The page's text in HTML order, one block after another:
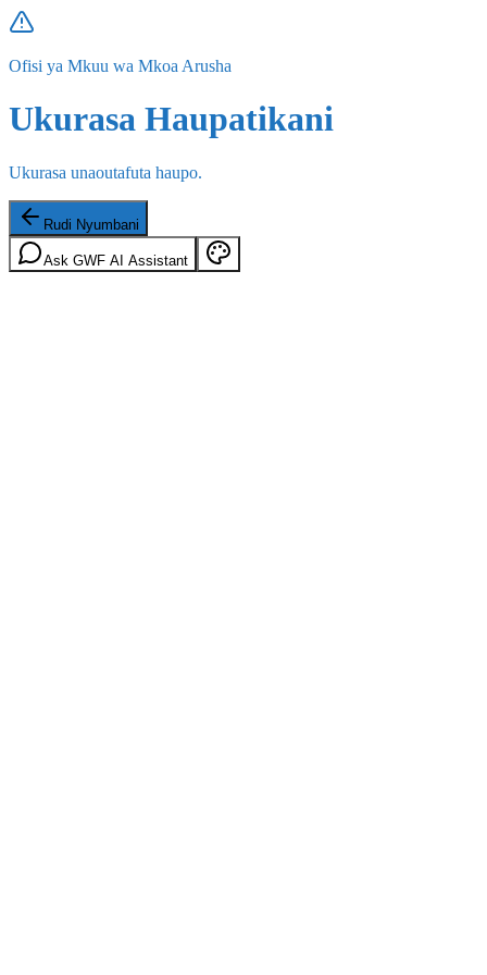
Ofisi ya Mkuu wa Mkoa Arusha
Ukurasa Haupatikani
Ukurasa unaoutafuta haupo.
Rudi Nyumbani
Ask GWF AI Assistant